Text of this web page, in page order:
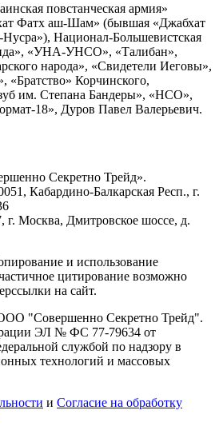
повстанческая армия»
Фатх аш-Шам» (бывшая «Джабхат
Национал-Большевистская
«УНА-УНСО», «Талибан»,
народа», «Свидетели Иеговы»,
Корчинского,
им. Степана Бандеры», «НСО»,
18», Дуров Павел Валерьевич.
Секретно Трейд».
Кабардино-Балкарская Респ., г.
г. Москва, Дмитровское шоссе, д.
и использование
цитирование возможно
на сайт.
"Совершенно Секретно Трейд".
ЭЛ № ФС 77-79634 от
службой по надзору в
технологий и массовых
и Согласие на обработку